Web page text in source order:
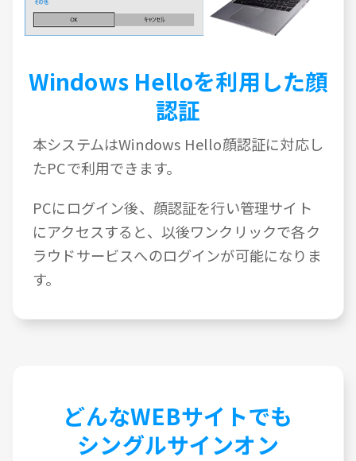
Windows Helloを利用した顔
認証
本システムはWindows Hello顔認証に対応し
たPCで利用できます。
PCにログイン後、顔認証を行い管理サイト
にアクセスすると、以後ワンクリックで各ク
ラウドサービスへのログインが可能になりま
す。
どんなWEBサイトでも
シングルサインオン